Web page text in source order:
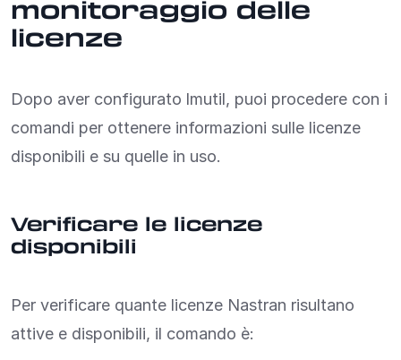
monitoraggio delle
licenze
Dopo aver configurato lmutil, puoi procedere con i
comandi per ottenere informazioni sulle licenze
disponibili e su quelle in uso.
Verificare le licenze
disponibili
Per verificare quante licenze Nastran risultano
attive e disponibili, il comando è: